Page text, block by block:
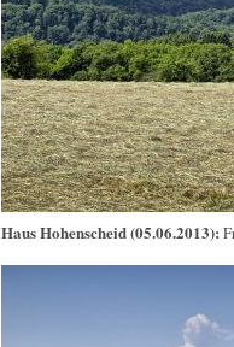
Haus Hohenscheid (05.06.2013):